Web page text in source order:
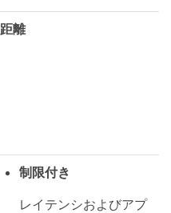
距離
制限付き
レイテンシおよびアプ